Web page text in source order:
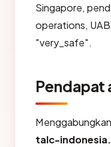
Singapore,
operations,
"very_safe".
Pendapat
talc-